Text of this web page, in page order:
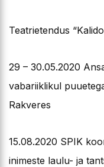
Teatrietendus
29 – 30.05.2020
vabariiklikul
Rakveres
15.08.2020 SPIK
inimeste laulu- ja